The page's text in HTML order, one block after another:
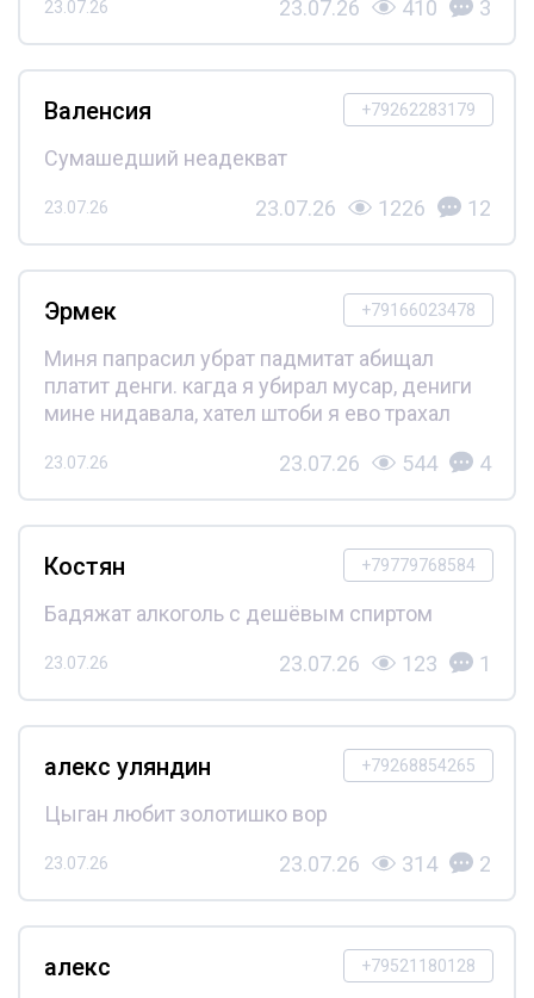
23.07.26 23.07.26 410 3
+79262283179
Валенсия
Сумашедший неадекват
23.07.26 23.07.26 1226 12
+79166023478
Эрмек
Миня папрасил убрат падмитат абищал
платит денги. кагда я убирал мусар, дениги
мине нидавала, хател штоби я ево трахал
23.07.26 23.07.26 544 4
+79779768584
Костян
Бадяжат алкоголь с дешёвым спиртом
23.07.26 23.07.26 123 1
+79268854265
алекс уляндин
Цыган любит золотишко вор
23.07.26 23.07.26 314 2
+79521180128
алекс